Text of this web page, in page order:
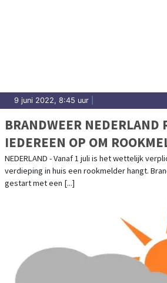
9 juni 2022, 8:45 uur
BRANDWEER NEDERLAND
IEDEREEN OP OM
OP TE HANGEN
NEDERLAND - Vanaf 1 juli is het wettelijk
verdieping in huis een rookmelder hangt.
gestart met een [...]